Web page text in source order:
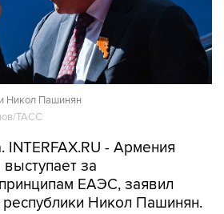
Никол Пашинян
ТАСС
INTERFAX.RU - Армения
за
ЕАЭС, заявил
Никол Пашинян.